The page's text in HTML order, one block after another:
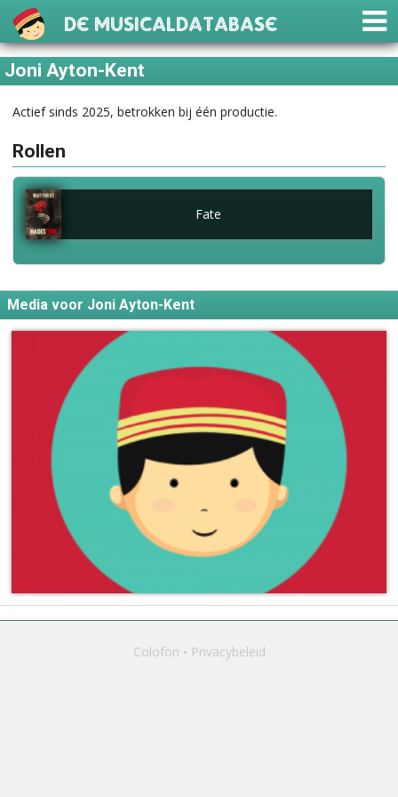
De Musicaldatabase
Joni Ayton-Kent
Actief sinds 2025, betrokken bij één productie.
Rollen
Fate
Media voor Joni Ayton-Kent
Colofon Privacybeleid